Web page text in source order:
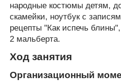
народные костюмы детям,
скамейки, ноутбук с
рецепты "Как испечь
2 мальберта.
Ход занятия
Организационный